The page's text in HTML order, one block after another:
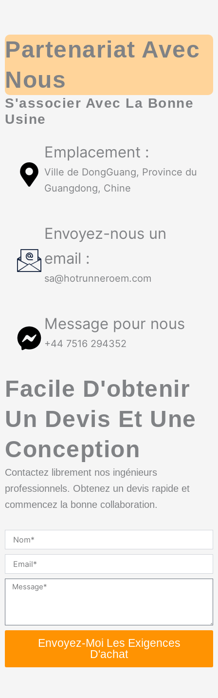
Partenariat Avec
Nous
S'associer Avec La Bonne
Usine
Emplacement :
Ville de DongGuang, Province du
Guangdong, Chine
Envoyez-nous un
email :
sa@hotrunneroem.com
Message pour nous
+44 7516 294352
Facile D'obtenir
Un Devis Et Une
Conception
Contactez librement nos ingénieurs
professionnels. Obtenez un devis rapide et
commencez la bonne collaboration.
Message
Envoyez-Moi Les Exigences
D'achat